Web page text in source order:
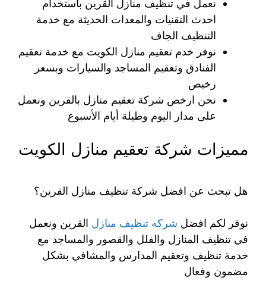
نعمل في تنظيف منازل القرين باستخدام
احدث التقنيات والمعدات الحديثة مع خدمة
التنظيف الجاف
نوفر خدم تعقيم منازل الكويت مع خدمة تعقيم
الفنادق وتعقيم المساجد والسيارات وبسعر
رخيص
نحن ارخص شركة تعقيم منازل بالقرين ونعمل
على مدار اليوم وطيلة أيام الأسبوع
مميزات شركة تعقيم منازل الكويت
هل تبحث عن افضل شركة تنظيف منازل القرين؟
نوفر لكم افضل شركه تنظيف منازل القرين ونعمل
في تنظيف المنازل والفلل والقصور والمساجد مع
خدمة تنظيف وتعقيم المدارس والمشافي بشكل
مضمون وفعال